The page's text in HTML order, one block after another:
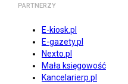
PARTNERZY
E-kiosk.pl
E-gazety.pl
Nexto.pl
Mała księgowość
Kancelarierp.pl